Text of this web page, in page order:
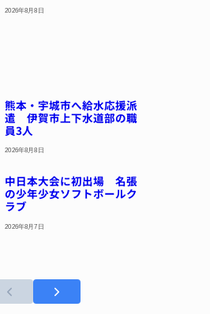
2026年8月8日
熊本・宇城市へ給水応援派
遣 伊賀市上下水道部の職
員3人
2026年8月8日
中日本大会に初出場 名張
の少年少女ソフトボールク
ラブ
2026年8月7日